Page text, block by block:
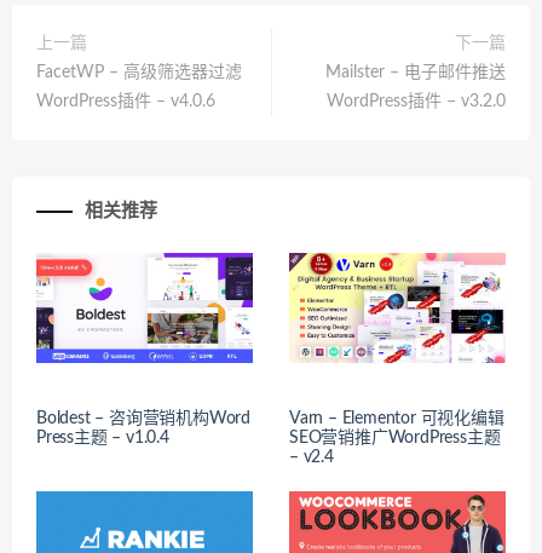
上一篇
FacetWP – 高级筛选器过滤
WordPress插件 – v4.0.6
下一篇
Mailster – 电子邮件推送
WordPress插件 – v3.2.0
相关推荐
Boldest – 咨询营销机构Word
Press主题 – v1.0.4
Varn – Elementor 可视化编辑
SEO营销推广WordPress主题
– v2.4